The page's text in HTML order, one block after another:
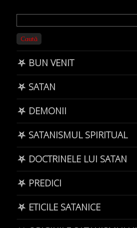
Primary
Sidebar
Caută
⛧ BUN VENIT
⛧ SATAN
⛧ DEMONII
⛧ SATANISMUL SPIRITUAL
⛧ DOCTRINELE LUI SATAN
⛧ PREDICI
⛧ ETICILE SATANICE